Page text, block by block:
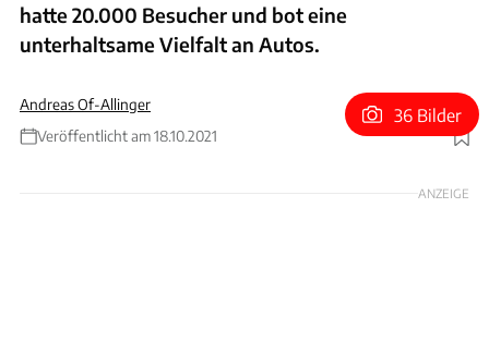
hatte 20.000 Besucher und bot eine
unterhaltsame Vielfalt an Autos.
Andreas Of-Allinger
Veröffentlicht am 18.10.2021
Foto: Of-Allinger
36 Bilder
ANZEIGE